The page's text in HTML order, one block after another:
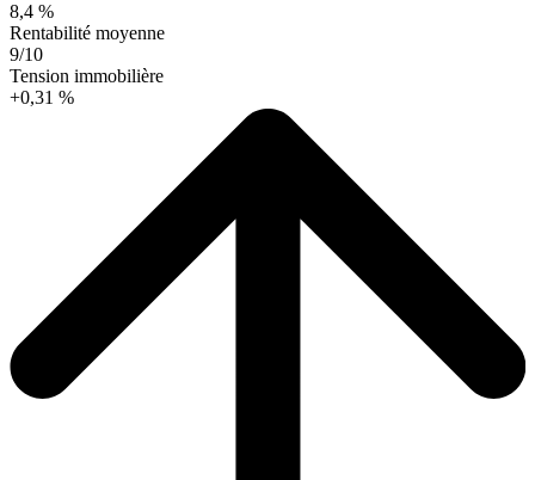
8,4 %
Rentabilité moyenne
9/10
Tension immobilière
+0,31 %